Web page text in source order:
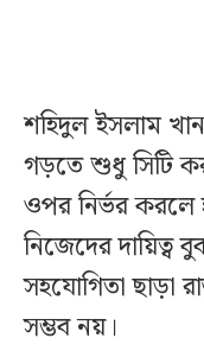
শহিদুল ইসলাম খান
গড়তে শুধু সিটি
ওপর নির্ভর করলে
নিজেদের দায়িত্ব
সহযোগিতা ছাড়া
সম্ভব নয়।